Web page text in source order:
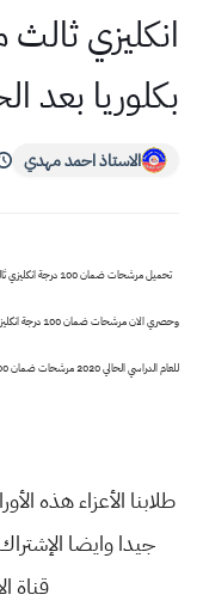
انكليزي
بكلوريا بعد
الاستاذ احمد مهدي
جيدا وايضا
قناة